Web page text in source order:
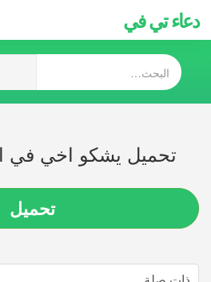
دعاء تي في
تحميل يشكو اخي في
تحميل